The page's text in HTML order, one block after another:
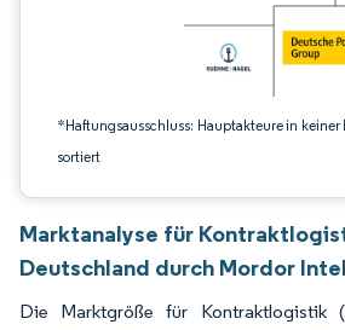
*Haftungsausschluss: Hauptakteure in
sortiert
Marktanalyse für
Deutschland durch Mordor
Die Marktgröße für Kontraktlogistik